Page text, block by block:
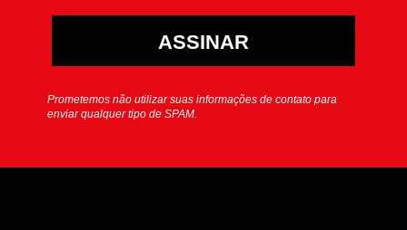
ASSINAR
Prometemos não utilizar suas informações de contato para
enviar qualquer tipo de SPAM.